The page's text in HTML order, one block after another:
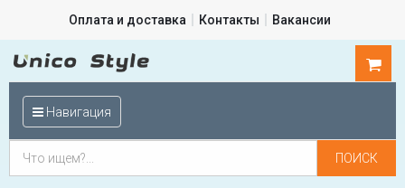
Оплата и доставка Контакты Вакансии
Навигация